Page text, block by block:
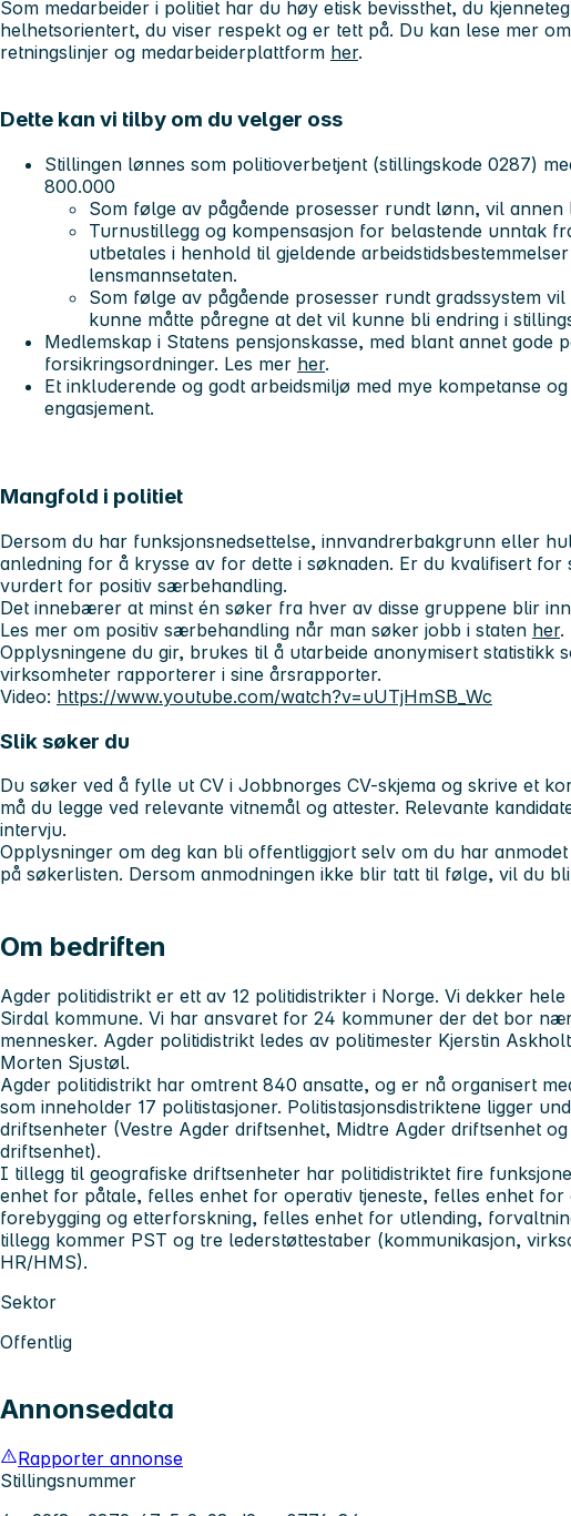
Som medarbeider i politiet har du høy etisk bevissthet, du
helhetsorientert, du viser respekt og er tett på. Du kan lese mer
retningslinjer og medarbeiderplattform her.
Dette kan vi tilby om du velger oss
Stillingen lønnes som politioverbetjent (stillingskode 0287)
800.000
Som følge av pågående prosesser rundt lønn, vil
Turnustillegg og kompensasjon for belastende unntak
utbetales i henhold til gjeldende
lensmannsetaten.
Som følge av pågående prosesser rundt gradssystem vil
kunne måtte påregne at det vil kunne bli endring i
Medlemskap i Statens pensjonskasse, med blant annet gode
forsikringsordninger. Les mer her.
Et inkluderende og godt arbeidsmiljø med mye kompetanse
engasjement.
Mangfold i politiet
Dersom du har funksjonsnedsettelse, innvandrerbakgrunn eller
anledning for å krysse av for dette i søknaden. Er du kvalifisert for
vurdert for positiv særbehandling.
Det innebærer at minst én søker fra hver av disse gruppene blir
Les mer om positiv særbehandling når man søker jobb i staten her.
Opplysningene du gir, brukes til å utarbeide anonymisert statistikk
virksomheter rapporterer i sine årsrapporter.
Video: https://www.youtube.com/watch?v=uUTjHmSB_Wc
Slik søker du
Du søker ved å fylle ut CV i Jobbnorges CV-skjema og skrive et
må du legge ved relevante vitnemål og attester. Relevante
intervju.
Opplysninger om deg kan bli offentliggjort selv om du har
på søkerlisten. Dersom anmodningen ikke blir tatt til følge, vil du
Om bedriften
Agder politidistrikt er ett av 12 politidistrikter i Norge. Vi dekker
Sirdal kommune. Vi har ansvaret for 24 kommuner der det bor
mennesker. Agder politidistrikt ledes av politimester Kjerstin
Morten Sjustøl.
Agder politidistrikt har omtrent 840 ansatte, og er nå organisert
som inneholder 17 politistasjoner. Politistasjonsdistriktene ligger
driftsenheter (Vestre Agder driftsenhet, Midtre Agder driftsenhet
driftsenhet).
I tillegg til geografiske driftsenheter har politidistriktet fire
enhet for påtale, felles enhet for operativ tjeneste, felles enhet for
forebygging og etterforskning, felles enhet for utlending,
tillegg kommer PST og tre lederstøttestaber (kommunikasjon,
HR/HMS).
Sektor
Offentlig
Annonsedata
Rapporter annonse
Stillingsnummer